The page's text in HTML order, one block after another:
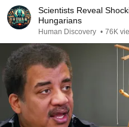
Scientists Reveal
Hungarians
Human Discovery • 76K